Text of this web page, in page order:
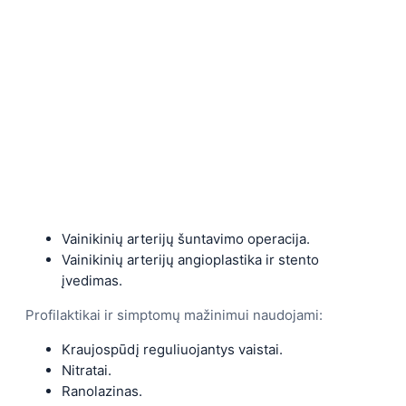
Vainikinių arterijų šuntavimo operacija.
Vainikinių arterijų angioplastika ir stento
įvedimas.
Profilaktikai ir simptomų mažinimui naudojami:
Kraujospūdį reguliuojantys vaistai.
Nitratai.
Ranolazinas.